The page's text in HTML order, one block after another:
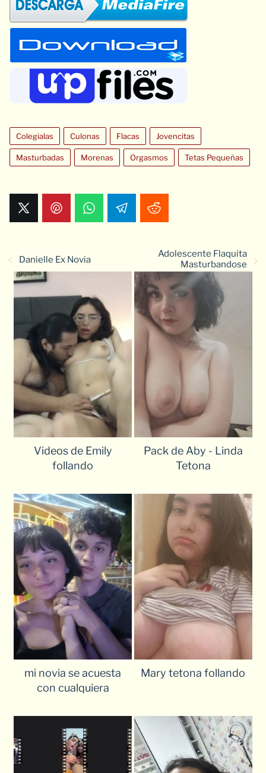
Colegialas Culonas Flacas Jovencitas
Masturbadas Morenas Orgasmos Tetas Pequeñas
Danielle Ex Novia
Adolescente Flaquita
Masturbandose
Videos de Emily
follando
Pack de Aby - Linda
Tetona
mi novia se acuesta
con cualquiera
Mary tetona follando